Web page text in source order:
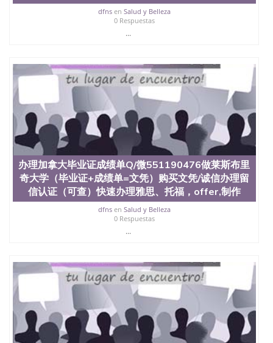
University）圣何塞州立大学（San Jose State
University）圣何塞州立大学（San Jose State
University）圣何塞州立大学（San Jose State
University）圣何塞州立大学（San Jose State
University）圣何塞州立大学学位证（San Jose State
University）圣何塞州立大学结业证（San Jose State
University）圣何塞州立大学结业证（San Jose State
University）圣何塞州立大学结业证（San Jose State
University）圣何塞州立大学学位证（San Jose State
University）圣何塞州立大学学位证（San Jose State
University）圣何塞州立大学学历证书（San Jose
State University）圣何塞州立大学学历证书（San
Jose State University）圣何塞州立大学学历证书
（San Jose State University）澳洲读书未毕业找人做
文凭学位qq微信551190476澳洲读CQU中央昆士兰大
学学历 绩单购买学位证书/澳洲读本科硕士做文凭/购
买澳洲大学毕业证成绩单假文凭学历
offieUniversityofSouthernQueensland 澳洲读书未毕
业找人做文凭学位qq微信551190476澳洲读CQU中央
昆士兰大学学历成绩单购买学位证书/澳洲读本科硕
大学（毕业证+成绩单=文凭）购买文凭/诚信办理留
信认证（可查）快速办理雅思、托福，offer,制作加
拿大学位证书Cape Bre University
dfnsen Salud y Belleza
0 Respuestas
...
办理加拿大毕业证成绩单Q/微551190476做莱斯布里
奇大学（毕业证+成绩单=文凭）购买文凭/诚信办理留
信认证（可查）快速办理雅思、托福，offer,制作
dfnsen Salud y Belleza
0 Respuestas
...